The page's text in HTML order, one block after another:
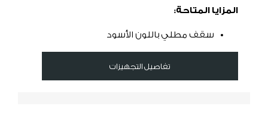
المزايا المتاحة:
سقف مطلي باللون الأسود
تفاصيل التجهيزات